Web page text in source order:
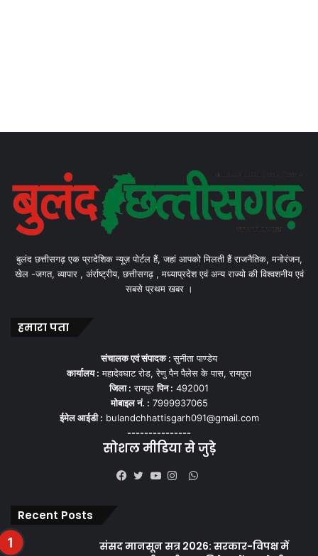
बुलंद छत्तीसगढ़ एक प्रादेशिक न्यूज़ पोर्टल हैं, जहां आपको मिलती हैं राजनैतिक, मनोरंजन,
खेल -जगत, व्यापार , अंर्राष्ट्रीय, छत्तीसगढ़ , मध्याप्रदेश एवं अन्य राज्यो की विश्वशनीय एवं
सबसे प्रथम खबर ।
हमारा पता
संचालक एवं संपादक :सुनीता पाण्डेय
कार्यालय : महादेवघाट रोड, रेणु पैन पैलेस के पास, रायपुरा
जिला : रायपुरपिन : 492001
मोबाइल नं. : 7999937065
ईमेल आईडी : bulandchhattisgarh091@gmail.com
---------------
सोशल मीडिया से जुड़े
WhatsApp
Recent Posts
संसद मानसून सत्र 2026: सरकार-विपक्ष में